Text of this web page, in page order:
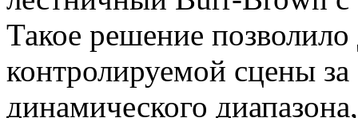
Такое решение позволило
контролируемой сцены за
динамического